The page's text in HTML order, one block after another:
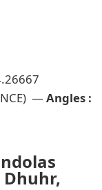
— Angles :
Dhuhr,